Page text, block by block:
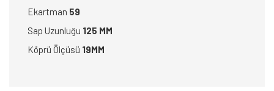
Ekartman 59
Sap Uzunluğu 125 MM
Köprü Ölçüsü 19MM